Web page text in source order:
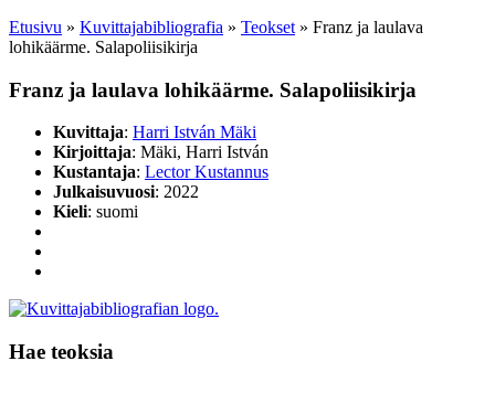
Etusivu » Kuvittaja­bibliografia » Teokset » Franz ja laulava
lohikäärme. Salapoliisikirja
Franz ja laulava lohikäärme. Salapoliisikirja
Kuvittaja: Harri István Mäki
Kirjoittaja: Mäki, Harri István
Kustantaja: Lector Kustannus
Julkaisuvuosi: 2022
Kieli: suomi
Hae teoksia